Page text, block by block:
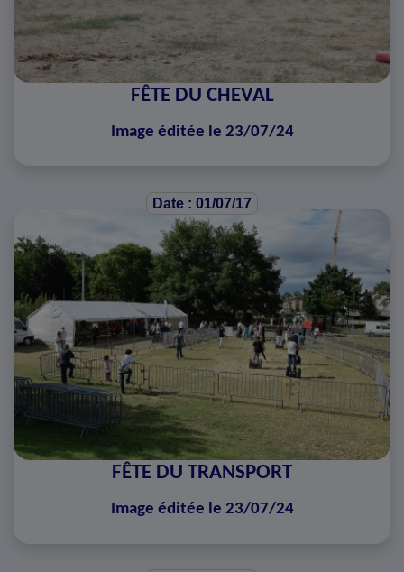
FÊTE DU CHEVAL
Image éditée le 23/07/24
Date : 01/07/17
FÊTE DU TRANSPORT
Image éditée le 23/07/24